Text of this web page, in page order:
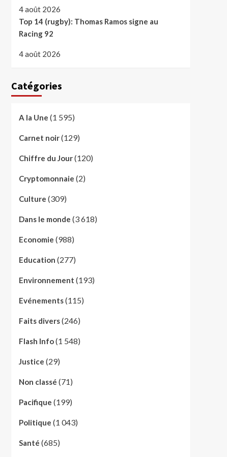
4 août 2026
Top 14 (rugby): Thomas Ramos signe au
Racing 92
4 août 2026
Catégories
A la Une (1 595)
Carnet noir(129)
Chiffre du Jour(120)
Cryptomonnaie (2)
Culture (309)
Dans le monde (3 618)
Economie (988)
Education (277)
Environnement (193)
Evénements(115)
Faits divers(246)
Flash Info(1 548)
Justice (29)
Non classé (71)
Pacifique (199)
Politique (1 043)
Santé (685)